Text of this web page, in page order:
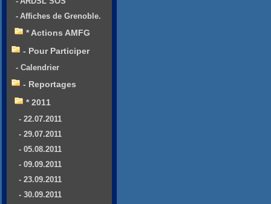
- Affiches de Grenoble.
* Actions AMFG
- Pour Participer
- Calendrier
- Reportages
* 2011
- 22.07.2011
- 29.07.2011
- 05.08.2011
- 09.09.2011
- 23.09.2011
- 30.09.2011